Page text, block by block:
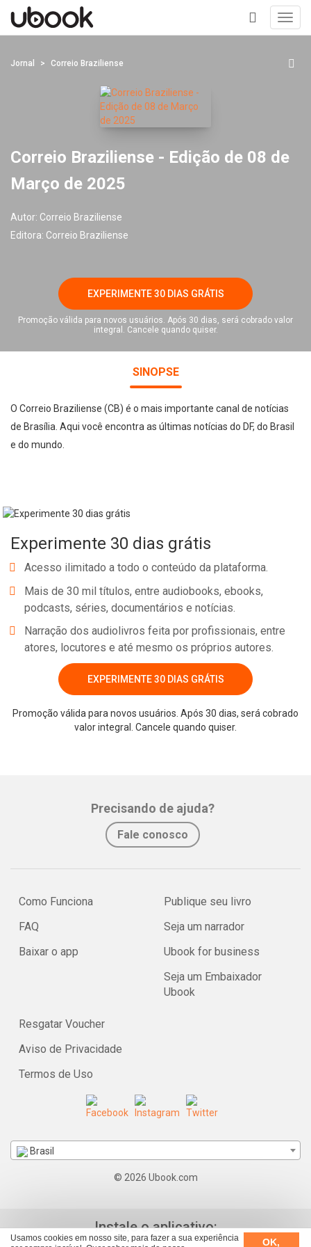
Usamos cookies em nosso site, para fazer a sua experiência
OK,
+
Jornal Correio Braziliense
Correio Braziliense - Edição de 08 de
Março de 2025
Autor: Correio Braziliense
Editora: Correio Braziliense
EXPERIMENTE 30 DIAS GRÁTIS
Promoção válida para novos usuários. Após 30 dias, será cobrado valor
integral. Cancele quando quiser.
SINOPSE
O Correio Braziliense (CB) é o mais importante canal de notícias
de Brasília. Aqui você encontra as últimas notícias do DF, do Brasil
e do mundo.
Experimente 30 dias grátis
Acesso ilimitado a todo o conteúdo da plataforma.
Mais de 30 mil títulos, entre audiobooks, ebooks,
podcasts, séries, documentários e notícias.
Narração dos audiolivros feita por profissionais, entre
atores, locutores e até mesmo os próprios autores.
EXPERIMENTE 30 DIAS GRÁTIS
Promoção válida para novos usuários. Após 30 dias, será cobrado
valor integral. Cancele quando quiser.
Precisando de ajuda?
Fale conosco
Como Funciona
FAQ
Baixar o app
Publique seu livro
Seja um narrador
Ubook for business
Seja um Embaixador
Ubook
Resgatar Voucher
Aviso de Privacidade
Termos de Uso
Brasil
© 2026 Ubook.com
Instale o aplicativo: